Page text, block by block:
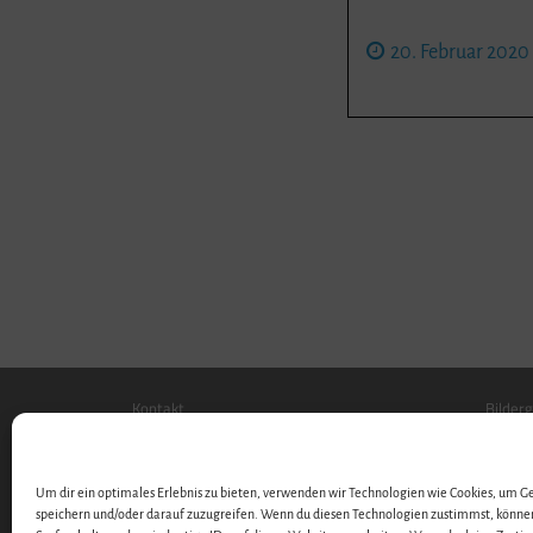
Um dir ein optimales Erlebnis zu bieten, verwenden wir Technologien wie Cookies, um
speichern und/oder darauf zuzugreifen. Wenn du diesen Technologien zustimmst,
20. Februar 2020
Kontakt